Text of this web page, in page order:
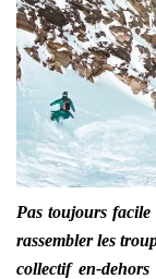
Pas toujours facile
rassembler les
collectif en-